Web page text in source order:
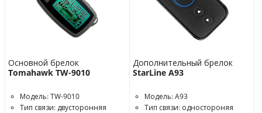
Основной брелок
Tomahawk TW-9010
Модель: TW-9010
Тип связи: двусторонняя
Дополнительный брелок
StarLine A93
Модель: A93
Тип связи: одностороняя